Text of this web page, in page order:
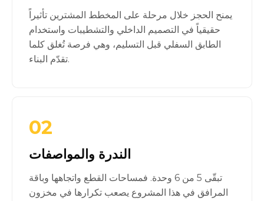
يمنح الحجز خلال مرحلة على المخطط المشترين تأثيراً
حقيقياً في التصميم الداخلي والتشطيبات واستخدام
الطابق السفلي قبل التسليم، وهي فرصة تُغلق كلما
تقدّم البناء.
02
الندرة والمواصفات
تبقّى 5 من 6 وحدة. فمساحات القطع واتجاهها وباقة
المرافق في هذا المشروع يصعب تكرارها في مخزون